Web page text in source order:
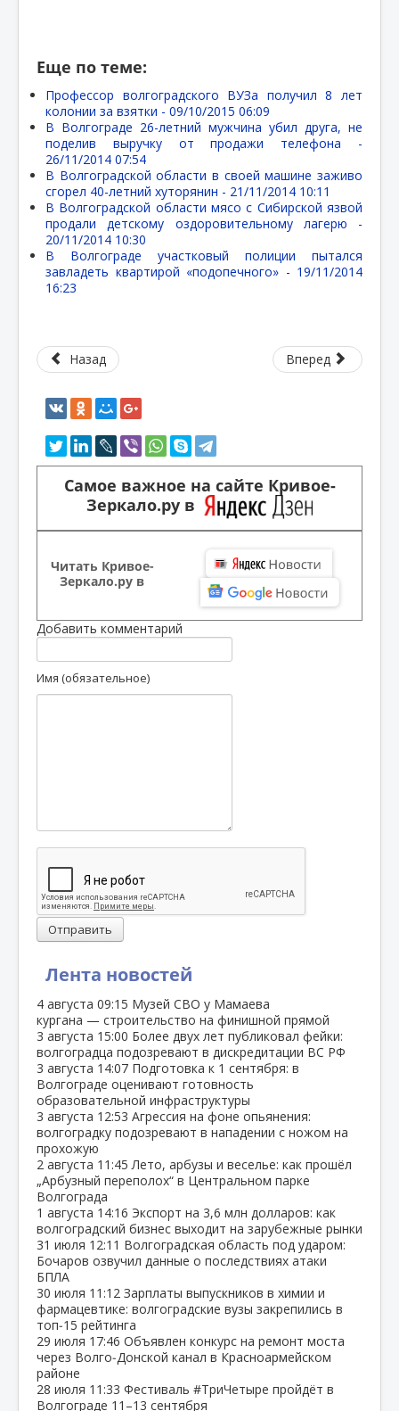
Лента новостей
4 августа 09:15 Музей СВО у Мамаева
кургана — строительство на финишной прямой
3 августа 15:00 Более двух лет публиковал фейки:
волгоградца подозревают в дискредитации ВС РФ
3 августа 14:07 Подготовка к 1 сентября: в
Волгограде оценивают готовность
образовательной инфраструктуры
3 августа 12:53 Агрессия на фоне опьянения:
волгоградку подозревают в нападении с ножом на
прохожую
2 августа 11:45 Лето, арбузы и веселье: как прошёл
„Арбузный переполох“ в Центральном парке
Волгограда
1 августа 14:16 Экспорт на 3,6 млн долларов: как
волгоградский бизнес выходит на зарубежные рынки
31 июля 12:11 Волгоградская область под ударом:
Бочаров озвучил данные о последствиях атаки
БПЛА
30 июля 11:12 Зарплаты выпускников в химии и
фармацевтике: волгоградские вузы закрепились в
топ‑15 рейтинга
29 июля 17:46 Объявлен конкурс на ремонт моста
через Волго‑Донской канал в Красноармейском
районе
28 июля 11:33 Фестиваль #ТриЧетыре пройдёт в
Волгограде 11–13 сентября
Еще по теме:
Профессор волгоградского ВУЗа получил 8 лет
колонии за взятки - 09/10/2015 06:09
В Волгограде 26-летний мужчина убил друга, не
поделив выручку от продажи телефона -
26/11/2014 07:54
В Волгоградской области в своей машине заживо
сгорел 40-летний хуторянин - 21/11/2014 10:11
В Волгоградской области мясо с Сибирской язвой
продали детскому оздоровительному лагерю -
20/11/2014 10:30
В Волгограде участковый полиции пытался
завладеть квартирой «подопечного» - 19/11/2014
16:23
Назад Вперед
Самое важное на сайте Кривое-
Зеркало.ру в
Читать Кривое-
Зеркало.ру в
Добавить комментарий
Имя (обязательное)
Отправить